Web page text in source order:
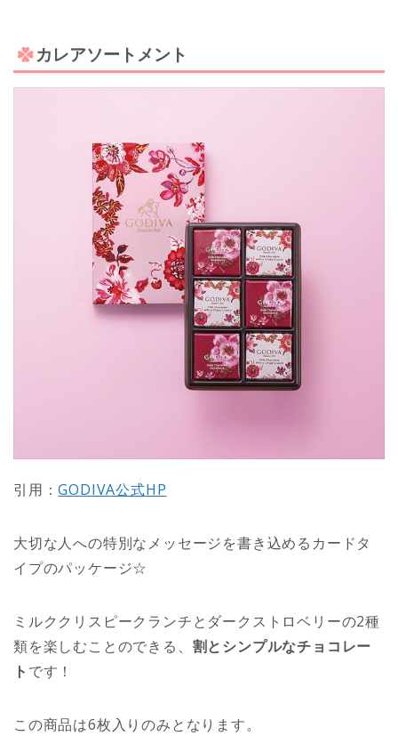
カレアソートメント
引用：GODIVA公式HP
大切な人への特別なメッセージを書き込めるカードタ
イプのパッケージ☆
ミルククリスピークランチとダークストロベリーの2種
類を楽しむことのできる、 割とシンプルなチョコレー
ト です！
この商品は6枚入りのみとなります。